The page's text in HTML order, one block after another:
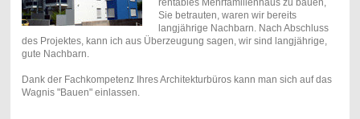
Sie betrauten, waren wir bereits
langjährige Nachbarn. Nach Abschluss
des Projektes, kann ich aus Überzeugung sagen, wir sind langjährige,
gute Nachbarn.
Dank der Fachkompetenz Ihres Architekturbüros kann man sich auf das
Wagnis "Bauen" einlassen.